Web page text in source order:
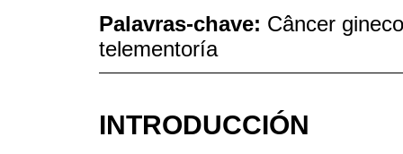
Palavras-chave: Câncer
telementoría
INTRODUCCIÓN